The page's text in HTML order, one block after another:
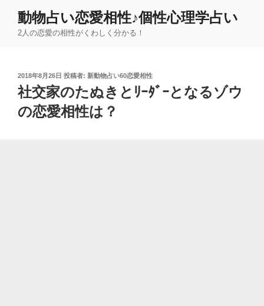
動物占い恋愛相性♪個性心理学占い
2人の恋愛の相性がくわしく分かる！
投
稿
日:
2018年8月26日 投稿者: 新動物占い60恋愛相性
社交家のたぬきとﾘｰﾀﾞｰとなるゾウ
の恋愛相性は？